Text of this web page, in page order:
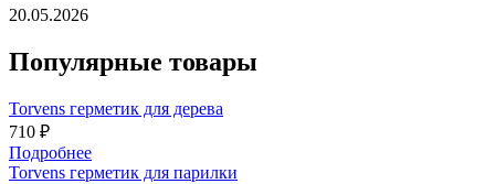
20.05.2026
Популярные товары
Torvens герметик для дерева
710 ₽
Подробнее
Torvens герметик для парилки